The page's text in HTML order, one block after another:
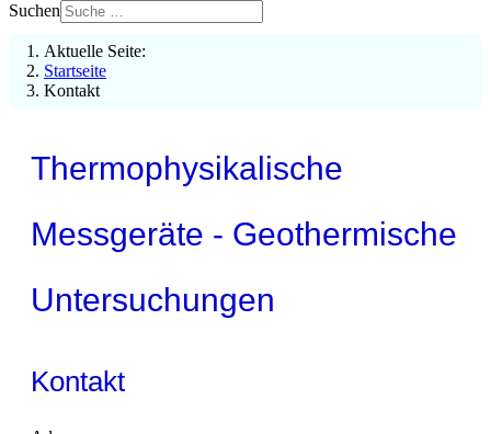
Suchen
Aktuelle Seite:
Startseite
Kontakt
Thermophysikalische
Messgeräte - Geothermische
Untersuchungen
Kontakt